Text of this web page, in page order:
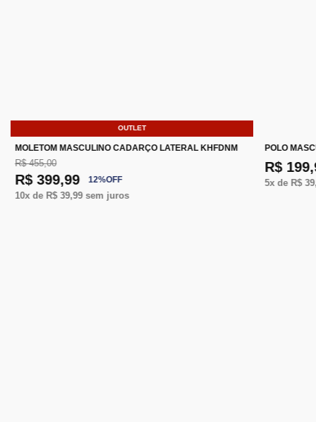
OUTLET
MOLETOM MASCULINO CADARÇO LATERAL KHFDNM
R$ 455,00
R$ 399,99 12%OFF
10x de R$ 39,99sem juros
POLO
R$
5x de R$